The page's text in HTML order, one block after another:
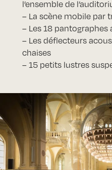
l’ensemble de
– La scène mobile par
– Les 18 pantographes
– Les déflecteurs
chaises
– 15 petits lustres